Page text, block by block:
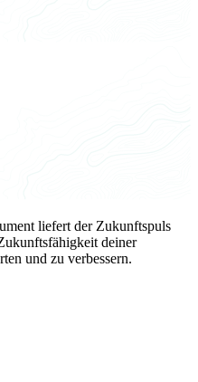
liefert der Zukunftspuls
deiner
und zu verbessern.